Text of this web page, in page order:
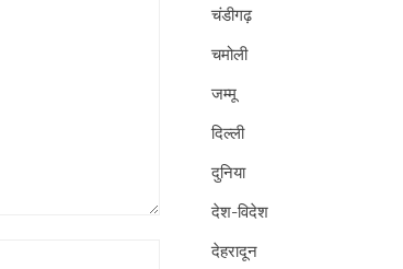
चंडीगढ़
चमोली
जम्मू
दिल्ली
दुनिया
देश-विदेश
देहरादून